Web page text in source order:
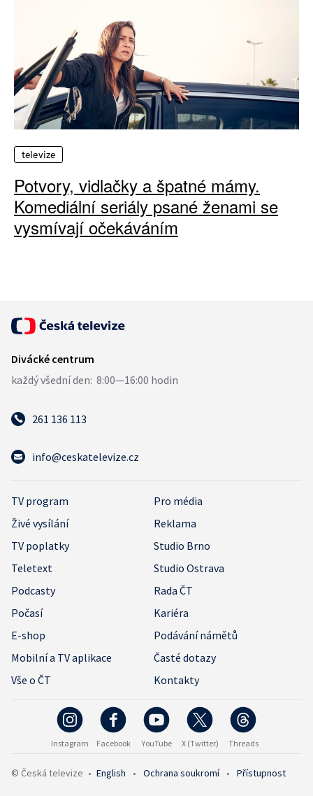
televize
Potvory, vidlačky a špatné mámy.
Komediální seriály psané ženami se
vysmívají očekáváním
261 136 113
info@ceskatelevize.cz
TV program
Pro média
Živé vysílání
Reklama
TV poplatky
Studio Brno
Teletext
Studio Ostrava
Podcasty
Rada ČT
Počasí
Kariéra
E-shop
Podávání námětů
Mobilní a TV aplikace
Časté dotazy
Vše o ČT
Kontakty
Instagram Facebook YouTube X (Twitter) Threads
© Česká televize • English • Ochrana soukromí • Přístupnost